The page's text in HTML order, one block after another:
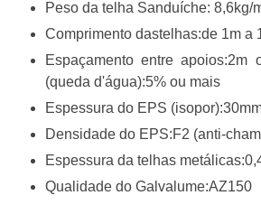
Peso da telha Sanduíche: 8,6kg/
Comprimento dastelhas:de 1m a
Espaçamento entre apoios:2m
(queda d'água):5% ou mais
Espessura do EPS
Densidade do EPS:F2 (anti-
Espessura da telhas
Qualidade do Galvalume:AZ150